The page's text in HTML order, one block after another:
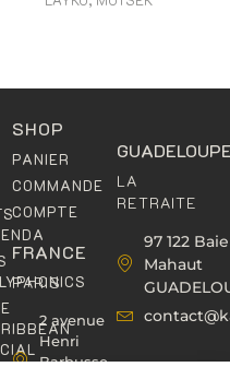
FRANCE
PARIS
2 avenue
Henri
Barbusse,
SHOP
PANIER
COMMANDE
COMPTE
LA
RETRAITE
97 122 Baie
Mahaut